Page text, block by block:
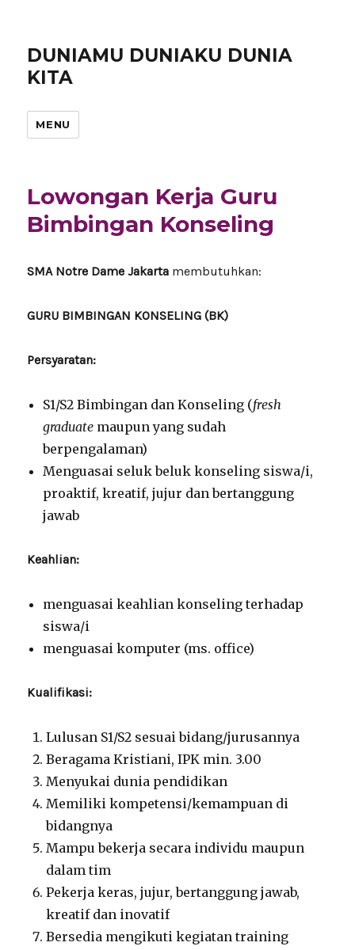
DUNIAMU DUNIAKU DUNIA
KITA
MENU
Lowongan Kerja Guru
Bimbingan Konseling
SMA Notre Dame Jakarta membutuhkan:
GURU BIMBINGAN KONSELING (BK)
Persyaratan:
S1/S2 Bimbingan dan Konseling (fresh
graduate maupun yang sudah
berpengalaman)
Menguasai seluk beluk konseling siswa/i,
proaktif, kreatif, jujur dan bertanggung
jawab
Keahlian:
menguasai keahlian konseling terhadap
siswa/i
menguasai komputer (ms. office)
Kualifikasi:
Lulusan S1/S2 sesuai bidang/jurusannya
Beragama Kristiani, IPK min. 3.00
Menyukai dunia pendidikan
Memiliki kompetensi/kemampuan di
bidangnya
Mampu bekerja secara individu maupun
dalam tim
Pekerja keras, jujur, bertanggung jawab,
kreatif dan inovatif
Bersedia mengikuti kegiatan training